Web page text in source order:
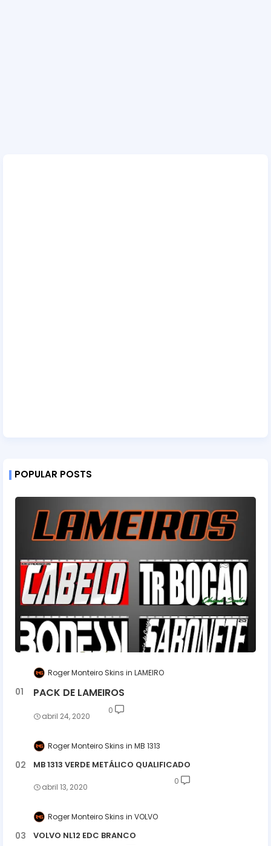
POPULAR POSTS
Roger Monteiro Skins LAMEIRO
PACK DE LAMEIROS
abril 24, 2020
0
Roger Monteiro Skins MB 1313
MB 1313 VERDE METÁLICO QUALIFICADO
abril 13, 2020
0
Roger Monteiro Skins VOLVO
VOLVO NL12 EDC BRANCO